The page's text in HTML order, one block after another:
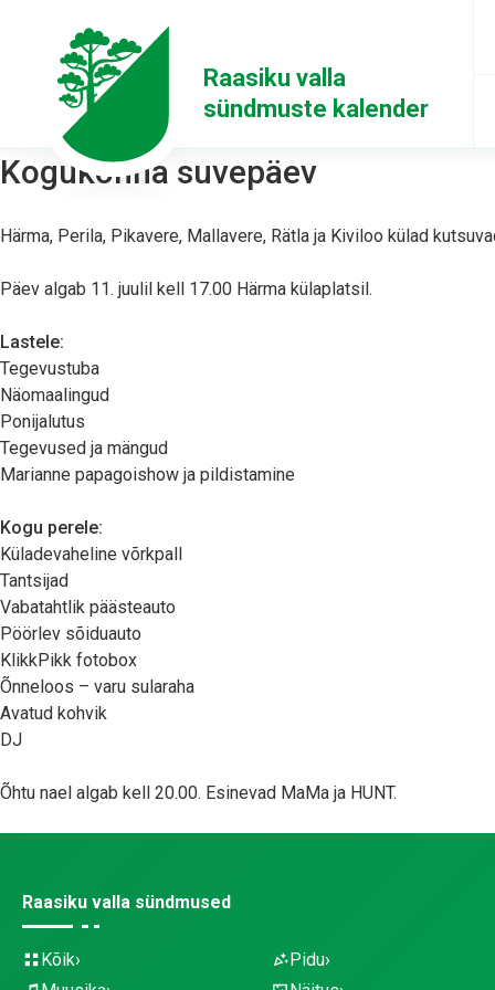
Raasiku valla
sündmuste kalender
Kogukonna suvepäev
Härma, Perila, Pikavere, Mallavere, Rätla ja Kiviloo külad
Päev algab 11. juulil kell 17.00 Härma külaplatsil.
Lastele:
Tegevustuba
Näomaalingud
Ponijalutus
Tegevused ja mängud
Marianne papagoishow ja pildistamine
Kogu perele:
Küladevaheline võrkpall
Tantsijad
Vabatahtlik päästeauto
Pöörlev sõiduauto
KlikkPikk fotobox
Õnneloos – varu sularaha
Avatud kohvik
DJ
Õhtu nael algab kell 20.00. Esinevad MaMa ja HUNT.
Raasiku valla sündmused
Kõik
Pidu